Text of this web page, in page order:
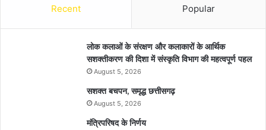
Recent Popular
लोक कलाओं के संरक्षण और कलाकारों के आर्थिक
सशक्तीकरण की दिशा में संस्कृति विभाग की महत्वपूर्ण पहल
August 5, 2026
सशक्त बचपन, समृद्ध छत्तीसगढ़
August 5, 2026
मंत्रिपरिषद के निर्णय